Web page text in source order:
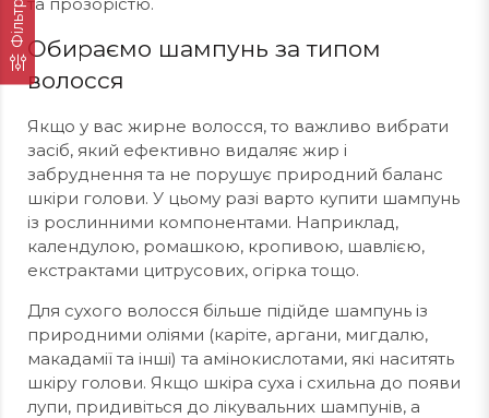
Фільтр
Обираємо шампунь за типом
волосся
Якщо у вас жирне волосся, то важливо вибрати
засіб, який ефективно видаляє жир і
забруднення та не порушує природний баланс
шкіри голови. У цьому разі варто купити шампунь
із рослинними компонентами. Наприклад,
календулою, ромашкою, кропивою, шавлією,
екстрактами цитрусових, огірка тощо.
Для сухого волосся більше підійде шампунь із
природними оліями (каріте, аргани, мигдалю,
макадамії та інші) та амінокислотами, які наситять
шкіру голови. Якщо шкіра суха і схильна до появи
лупи, придивіться до лікувальних шампунів, а